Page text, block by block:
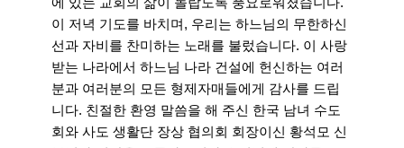
이 저녁 기도를 바치며, 우리는 하느님의 무한하신
선과 자비를 찬미하는 노래를 불렀습니다. 이 사랑
받는 나라에서 하느님 나라 건설에 헌신하는 여러
분과 여러분의 모든 형제자매들에게 감사를 드립
니다. 친절한 환영 말씀을 해 주신 한국 남녀 수도
회와 사도 생활단 장상 협의회 회장이신 황석모 신